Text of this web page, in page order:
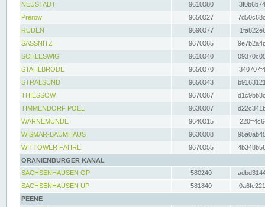
NEUSTADT
9610080
Prerow
9650027
RUDEN
9690077
SASSNITZ
9670065
SCHLESWIG
9610040
STAHLBRODE
9650070
STRALSUND
9650043
THIESSOW
9670067
TIMMENDORF POEL
9630007
WARNEMÜNDE
9640015
WISMAR-BAUMHAUS
9630008
WITTOWER FÄHRE
9670055
ORANIENBURGER KANAL
SACHSENHAUSEN OP
580240
SACHSENHAUSEN UP
581840
PEENE